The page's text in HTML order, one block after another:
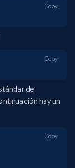
Copy
Copy
de
hay un
Copy